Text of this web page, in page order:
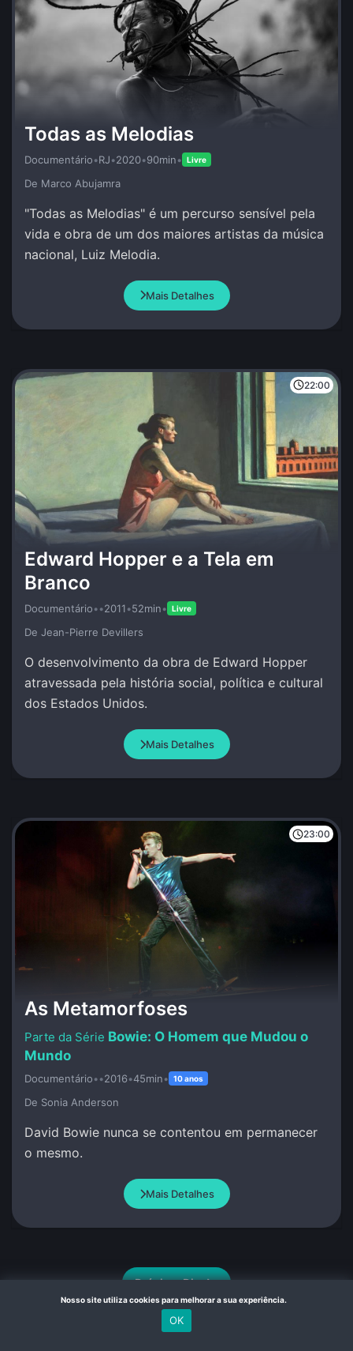
Todas as Melodias
Documentário•RJ•2020•90min• Livre
De Marco Abujamra
"Todas as Melodias" é um percurso sensível pela
vida e obra de um dos maiores artistas da música
nacional, Luiz Melodia.
Mais Detalhes
22:00
Edward Hopper e a Tela em
Branco
Documentário••2011•52min• Livre
De Jean-Pierre Devillers
O desenvolvimento da obra de Edward Hopper
atravessada pela história social, política e cultural
dos Estados Unidos.
Mais Detalhes
23:00
As Metamorfoses
Bowie: O Homem que Mudou o
Mundo
Documentário••2016•45min• 10 anos
De Sonia Anderson
David Bowie nunca se contentou em permanecer
o mesmo.
Mais Detalhes
Próximo Dia
Nosso site utiliza cookies para melhorar a sua experiência.
OK